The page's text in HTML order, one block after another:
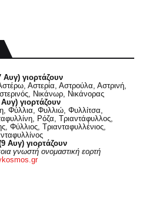
Αυγ) γιορτάζουν
Αστερία, Αστρούλα, Αστρινή,
Νικάνωρ, Νικάνορας
γιορτάζουν
Φύλλια, Φυλλιώ, Φυλλίτσα,
Ρόζα, Τριαντάφυλλος,
Φύλλιος, Τριανταφυλλένιος,
Αυγ) γιορτάζουν
γνωστή ονομαστική εορτή